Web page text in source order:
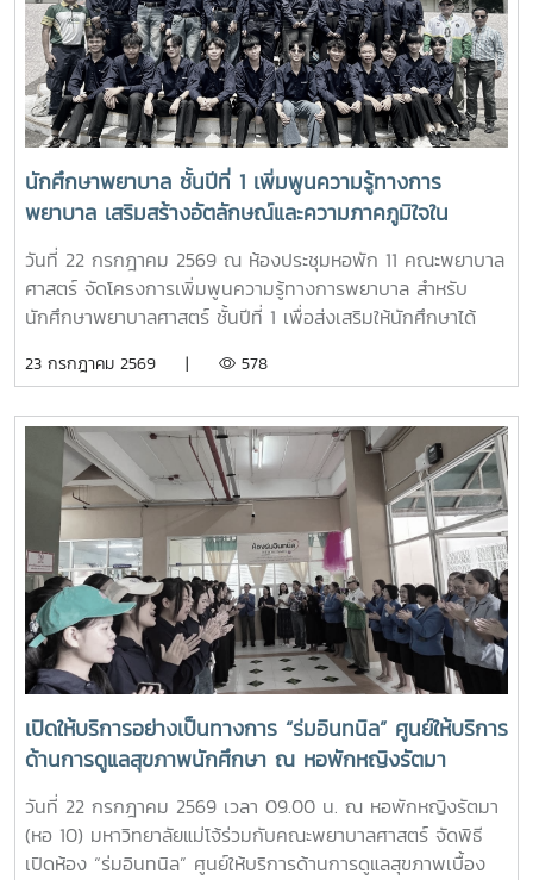
แลกเปลี่ยนประสบการณ์การเรียน การใช้ชีวิตในรั้วมหาวิทยาลัย
การฝึกงาน เพื่อสร้างแรงบันดาลใจให้กับน้องๆผ่านกิจกรรม
Student Talkช่วงท้ายของกิจกรรม คณะนักเรียนได้เยี่ยมชมห้อง
ปฏิบัติการพยาบาล ตามกิจกรรม “Future Nurse Portfolio”
ทดลองฝึกปฏิบัติทักษะทางการพยาบาลเบื้องต้น อาทิ การวัด
สัญญาณชีพ การช่วยฟื้นคืนชีพ (CPR) การฝึกพันผ้า การฝึก
ทักษะการฉีดยาเบื้องต้นกับหุ่นจำลอง และกายวิพากษ์ โดยมี
อาจารย์และนักศึกษาพยาบาลคอยให้คำแนะนำอย่างใกล้ชิด
บรรยากาศเต็มไปด้วยความอบอุ่น สนุกสนาน เป็นกันเอง
นักเรียนให้ความสนใจเข้าร่วมกิจกรรมเป็นอย่างมาก ตลอดจนซัก
ถามแลกเปลี่ยนความคิดเห็นกับคณาจารย์และรุ่นพี่นักศึกษาใน
เวลาอ่านหนังสือ เป็นต้นอย่างไรก็ตาม การศึกษาดูงานครั้งนี้
แรงบันดาลใจแก่นักเรียนในการก้าวสู่การเป็นบุคลากรทางการ
พยาบาลในอนาคตต่อไป
นักศึกษาพยาบาล ชั้นปีที่ 1 เพิ่มพูนความรู้ทางการ
พยาบาล เสริมสร้างอัตลักษณ์และความภาคภูมิใจใน
สถาบัน ภายใต้รายวิชา แม่โจ้วิถีใหม่
วันที่ 22 กรกฎาคม 2569 ณ ห้องประชุมหอพัก 11 คณะพยาบาล
ศาสตร์ จัดโครงการเพิ่มพูนความรู้ทางการพยาบาล สำหรับ
นักศึกษาพยาบาลศาสตร์ ชั้นปีที่ 1 เพื่อส่งเสริมให้นักศึกษาได้
มหาวิทยาลัย ตลอดจนปลูกฝังความภาคภูมิใจในความเป็น “ลูก
วิถีใหม่ (11701001)ในการนี้ รองศาสตราจารย์ ดร.เทพ พงษ์พา
นิช นายกสภามหาวิทยาลัยแม่โจ้ พร้อมด้วย นายพงษ์พิพัฒน์
ราชจันทร์ หัวหน้างานพัฒนานักศึกษาและศิษย์เก่าสัมพันธ์ ใน
ฐานะอาจารย์ประจำรายวิชา ร่วมให้ความรู้เกี่ยวกับประวัติความ
เป็นมา ปรัชญา และอัตลักษณ์ของมหาวิทยาลัยแม่โจ้ เพื่อสร้าง
ความเข้าใจและความผูกพันต่อสถาบันโอกาสนี้ รองศาสตราจารย์
ดร.เทพ พงษ์พานิช ได้เน้นย้ำให้นักศึกษาเรียนรู้รากเหง้าความ
เป็นแม่โจ้ มีความภาคภูมิใจในสถาบัน มีพลังใจในการศึกษา ยึด
มั่นและดำเนินตามรอยคุณงามความดีของปูชนียบุคคล ประพฤติ
ตนเป็นคนดี มีความรับผิดชอบ ยึดถืออัตลักษณ์ของนักศึกษา
พยาบาลศาสตร์ มหาวิทยาลัยแม่โจ้ ที่ว่า “งามสง่า จิตอาสา
อดทน สู้งาน” เพื่อเติบโตเป็นบัณฑิตพยาบาลที่มีคุณภาพ เป็น
กำลังสำคัญของสังคมในอนาคตพร้อมกันนี้ นายนพกิจ แผ่พร
รักษาการหัวหน้างานหอพักนักศึกษา ได้บรรยายภาพรวมการ
ดำเนินงานของหอพักนักศึกษา พร้อมแนะนำระบบการดูแลและ
การใช้ชีวิตในรั้วมหาวิทยาลัย และ นายวิทชัย สุขเพราะนา หัวหน้า
23 กรกฎาคม 2569 | 578
เปิดให้บริการอย่างเป็นทางการ “ร่มอินทนิล” ศูนย์ให้บริการ
ด้านการดูแลสุขภาพนักศึกษา ณ หอพักหญิงรัตมา
วันที่ 22 กรกฎาคม 2569 เวลา 09.00 น. ณ หอพักหญิงรัตมา
(หอ 10) มหาวิทยาลัยแม่โจ้ร่วมกับคณะพยาบาลศาสตร์ จัดพิธี
เปิดห้อง “ร่มอินทนิล” ศูนย์ให้บริการด้านการดูแลสุขภาพเบื้อง